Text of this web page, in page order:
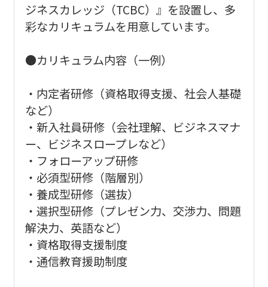
ジネスカレッジ（TCBC）』を設置し、多
彩なカリキュラムを用意しています。
●カリキュラム内容（一例）
・内定者研修（資格取得支援、社会人基礎
など）
・新入社員研修（会社理解、ビジネスマナ
ー、ビジネスロープレなど）
・フォローアップ研修
・必須型研修（階層別）
・養成型研修（選抜）
・選択型研修（プレゼン力、交渉力、問題
解決力、英語など）
・資格取得支援制度
・通信教育援助制度